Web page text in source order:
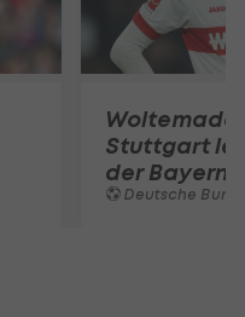
Stuttgart
der Bayern
Deutsche